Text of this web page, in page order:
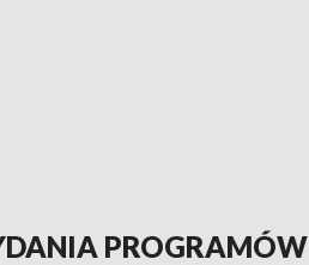
PROGRAMÓW